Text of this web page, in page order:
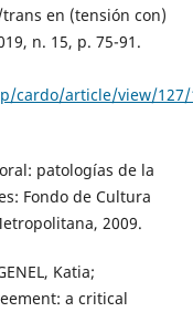
en (tensión con)
n. 15, p. 75-91.
cardo/article/view/127/
patologías de la
Fondo de Cultura
2009.
Katia;
a critical